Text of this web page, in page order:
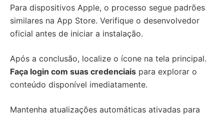
Para dispositivos Apple, o processo segue padrões
similares na App Store. Verifique o desenvolvedor
oficial antes de iniciar a instalação.
Após a conclusão, localize o ícone na tela principal.
Faça login com suas credenciais para explorar o
conteúdo disponível imediatamente.
Mantenha atualizações automáticas ativadas para